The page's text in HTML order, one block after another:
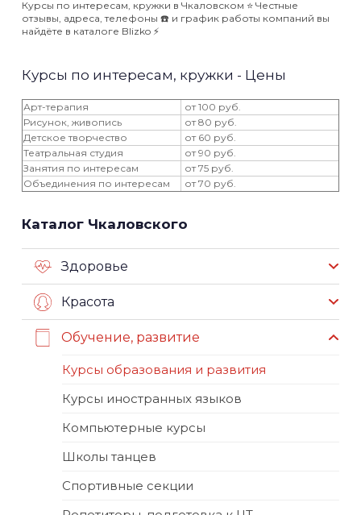
Курсы по интересам, кружки в Чкаловском ⭐️ Честные
отзывы, адреса, телефоны ☎️ и график работы компаний вы
найдёте в каталоге Blizko ⚡️
Курсы по интересам, кружки - Цены
Арт-терапия
от 100 руб.
Рисунок, живопись
от 80 руб.
Детское творчество
от 60 руб.
Театральная студия
от 90 руб.
Занятия по интересам
от 75 руб.
Объединения по интересам
от 70 руб.
Каталог Чкаловского
Здоровье
Красота
Обучение, развитие
Курсы образования и развития
Курсы иностранных языков
Компьютерные курсы
Школы танцев
Спортивные секции